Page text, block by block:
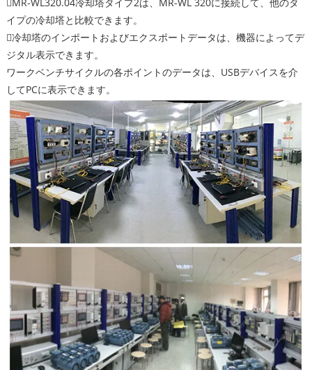
イプの冷却塔と比較できます。
冷却塔のインポートおよびエクスポートデータは、機器によってデ
ジタル表示できます。
ワークベンチサイクルの各ポイントのデータは、USBデバイスを介
してPCに表示できます。